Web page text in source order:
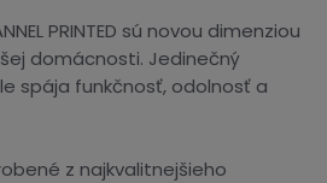
PRINTED sú novou dimenziou
domácnosti. Jedinečný
spája funkčnosť, odolnosť a
z najkvalitnejšieho